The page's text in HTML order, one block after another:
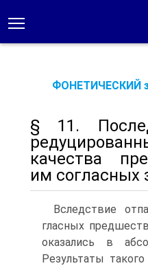
ФОНЕТИЧЕСКИЙ
§ 11.
качества
им согласных
Вследствие
гласных
оказались в
Результаты